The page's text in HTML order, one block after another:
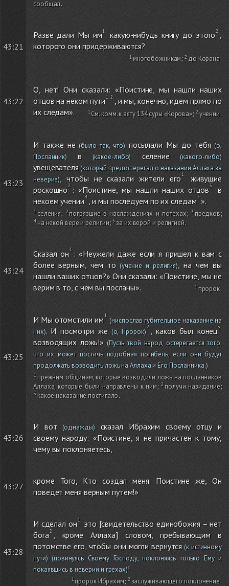
сообщал.
43:21
Разве дали Мы им какую-нибудь книгу до этого ,
которого они придерживаются?
многобожникам; до Корана.
43:22
О, нет! Они сказали: «Поистине, мы нашли наших
отцов на неком пути
, и мы, конечно, идем прямо по
их следам».
См. комм. к аяту 134 суры «Корова»; учении.
43:23
И также не (было так, что)посылали Мы до тебя(о,
Посланник) в (какое-либо) селение(какого-либо)
увещевателя(который предостерегал о наказании Аллаха за
неверие)
, чтобы не сказали жители его
живущие
роскошно : «Поистине, мы нашли наших отцов
в
некоем учении
, и мы последуем по их следам ».
селения; погрязшие в наслаждениях и потехах; предков;
на некой вере и религии; за их верой и религией.
43:24
Сказал он : «Неужели даже если я пришел к вам с
более верным, чем то (учение и религия) , на чем вы
нашли ваших отцов?» Они сказали: «Поистине, мы не
верим в то, с чем вы посланы».
пророк.
43:25
И Мы отомстили им
(ниспослав губительное наказание на
них). И посмотри же(о, Пророк)
, каков был конец
возводящих ложь!» (Пусть твой народ остерегается того,
что их может постичь подобная погибель, если они будут
продолжать возводить ложь на Аллаха и Его Посланника.)
прежним общинам, которые возводили ложь на посланников
Аллаха, которые были направлены к ним; получи назидание;
какое наказание постигало.
43:26
И вот(однажды)сказал Ибрахим своему отцу и
своему народу: «Поистине, я не причастен к тому,
чему вы поклоняетесь,
43:27
кроме Того, Кто создал меня. Поистине же, Он
поведет меня верным путем!»
43:28
И сделал он
это [свидетельство единобожия – нет
бога
, кроме Аллаха] словом, пребывающим в
потомстве его, чтобы они могли вернутся (к истинному
пути)(повинуясь Своему Господу, поклоняясь только Ему и
покаявшись в неверии и грехах)!
пророк Ибрахим; заслуживающего поклонение.